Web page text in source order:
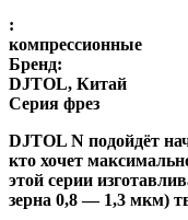
:
компрессионные
Бренд:
DJTOL, Китай
Серия фрез
DJTOL N подойдёт
кто хочет
этой серии
зерна 0,8 — 1,3 мкм)